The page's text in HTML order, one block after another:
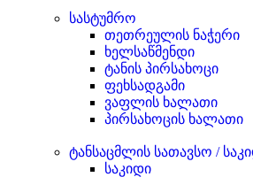
სასტუმრო
თეთრეულის ნაჭერი
ხელსაწმენდი
ტანის პირსახოცი
ფეხსადგამი
ვაფლის ხალათი
პირსახოცის ხალათი
ტანსაცმლის სათავსო /
საკიდი